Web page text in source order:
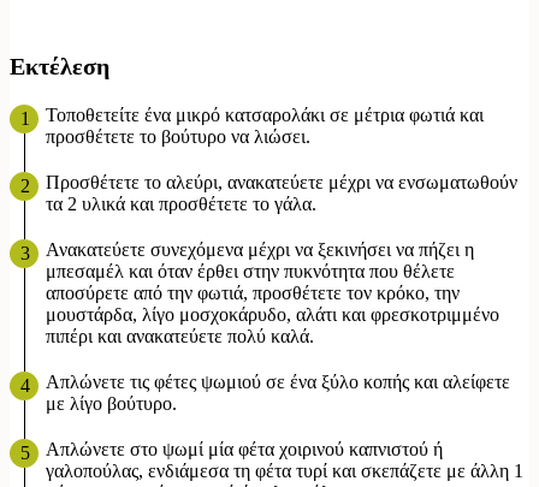
Εκτέλεση
Τοποθετείτε ένα μικρό κατσαρολάκι σε μέτρια φωτιά και
προσθέτετε το βούτυρο να λιώσει.
Προσθέτετε το αλεύρι, ανακατεύετε μέχρι να ενσωματωθούν
τα 2 υλικά και προσθέτετε το γάλα.
Ανακατεύετε συνεχόμενα μέχρι να ξεκινήσει να πήζει η
μπεσαμέλ και όταν έρθει στην πυκνότητα που θέλετε
αποσύρετε από την φωτιά, προσθέτετε τον κρόκο, την
μουστάρδα, λίγο μοσχοκάρυδο, αλάτι και φρεσκοτριμμένο
πιπέρι και ανακατεύετε πολύ καλά.
Απλώνετε τις φέτες ψωμιού σε ένα ξύλο κοπής και αλείφετε
με λίγο βούτυρο.
Απλώνετε στο ψωμί μία φέτα χοιρινού καπνιστού ή
γαλοπούλας, ενδιάμεσα τη φέτα τυρί και σκεπάζετε με άλλη 1